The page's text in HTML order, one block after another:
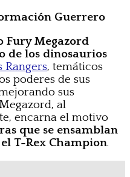
Guerrero
Fury Megazord
de los dinosaurios
Rangers, temáticos
poderes de sus
sus
al
encarna el motivo
que se ensamblan
T-Rex Champion.